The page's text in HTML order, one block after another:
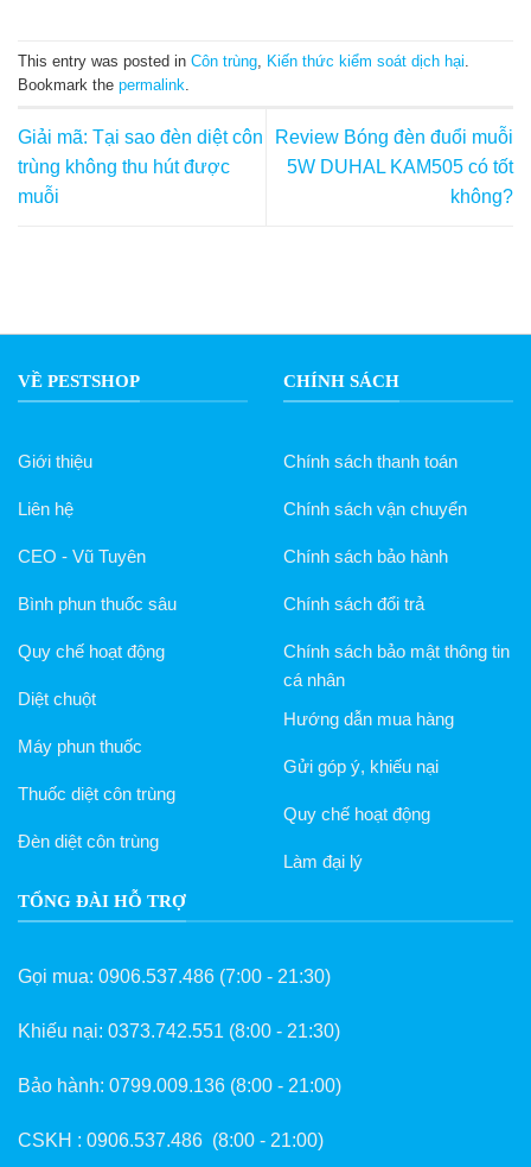
This entry was posted in Côn trùng Kiến thức kiểm soát dịch hại
Bookmark the permalink
Giải mã: Tại sao đèn diệt côn
trùng không thu hút được
muỗi
Review Bóng đèn đuổi muỗi
5W DUHAL KAM505 có tốt
không?
VỀ PESTSHOP
Giới thiệu
Liên hệ
CEO - Vũ Tuyên
Bình phun thuốc sâu
Quy chế hoạt động
Diệt chuột
Máy phun thuốc
Thuốc diệt côn trùng
Đèn diệt côn trùng
CHÍNH SÁCH
Chính sách thanh toán
Chính sách vận chuyển
Chính sách bảo hành
Chính sách đổi trả
Chính sách bảo mật thông tin
cá nhân
Hướng dẫn mua hàng
Gửi góp ý, khiếu nại
Quy chế hoạt động
Làm đại lý
TỔNG ĐÀI HỖ TRỢ
Gọi mua: 0906.537.486 (7:00 - 21:30)
Khiếu nại: 0373.742.551 (8:00 - 21:30)
Bảo hành: 0799.009.136 (8:00 - 21:00)
CSKH : 0906.537.486 (8:00 - 21:00)